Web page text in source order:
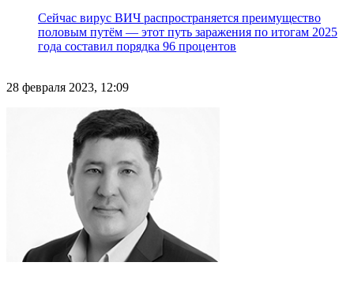
Сейчас вирус ВИЧ распространяется преимущество
половым путём — этот путь заражения по итогам 2025
года составил порядка 96 процентов
28 февраля 2023, 12:09